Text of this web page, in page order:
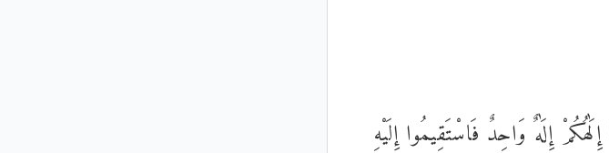
إِلَٰهٌ وَاحِدٌ فَاسْتَقِيمُوا إِلَيْهِ